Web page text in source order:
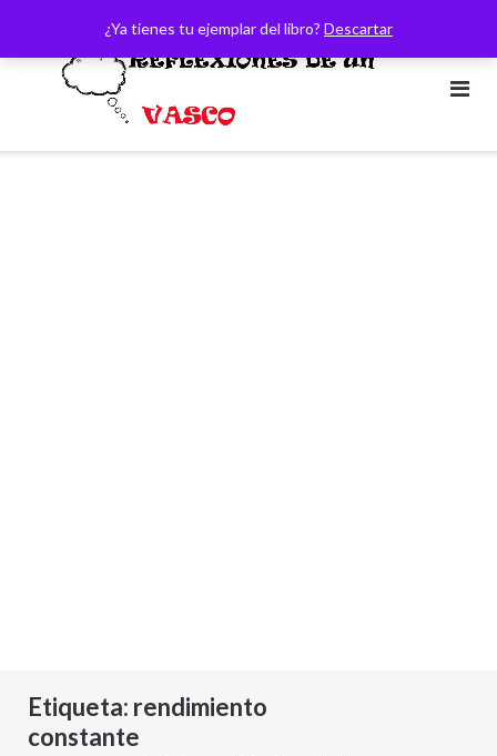
¿Ya tienes tu ejemplar del libro? Descartar
contenido
Etiqueta: rendimiento
constante